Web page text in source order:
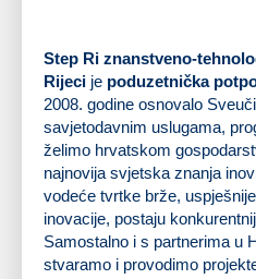
Step Ri znanstveno-
Rijeci je poduzetnička
2008. godine osnovalo
savjetodavnim uslugama,
želimo hrvatskom
najnovija svjetska znanja
vodeće tvrtke brže,
inovacije, postaju
Samostalno i s partnerima u
stvaramo i provodimo